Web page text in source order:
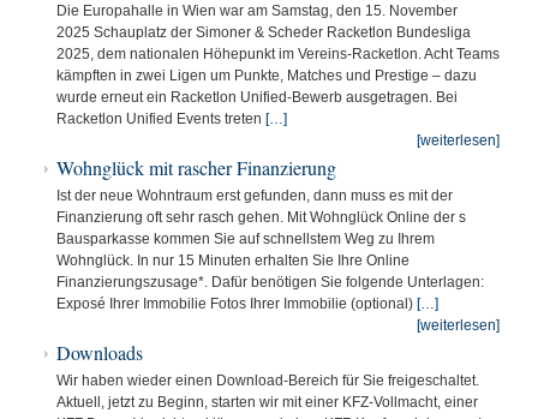
Die Europahalle in Wien war am Samstag, den 15. November
2025 Schauplatz der Simoner & Scheder Racketlon Bundesliga
2025, dem nationalen Höhepunkt im Vereins-Racketlon. Acht Teams
kämpften in zwei Ligen um Punkte, Matches und Prestige – dazu
wurde erneut ein Racketlon Unified-Bewerb ausgetragen. Bei
Racketlon Unified Events treten […]
[weiterlesen]
Wohnglück mit rascher Finanzierung
Ist der neue Wohntraum erst gefunden, dann muss es mit der
Finanzierung oft sehr rasch gehen. Mit Wohnglück Online der s
Bausparkasse kommen Sie auf schnellstem Weg zu Ihrem
Wohnglück. In nur 15 Minuten erhalten Sie Ihre Online
Finanzierungszusage*. Dafür benötigen Sie folgende Unterlagen:
Exposé Ihrer Immobilie Fotos Ihrer Immobilie (optional) […]
[weiterlesen]
Downloads
Wir haben wieder einen Download-Bereich für Sie freigeschaltet.
Aktuell, jetzt zu Beginn, starten wir mit einer KFZ-Vollmacht, einer